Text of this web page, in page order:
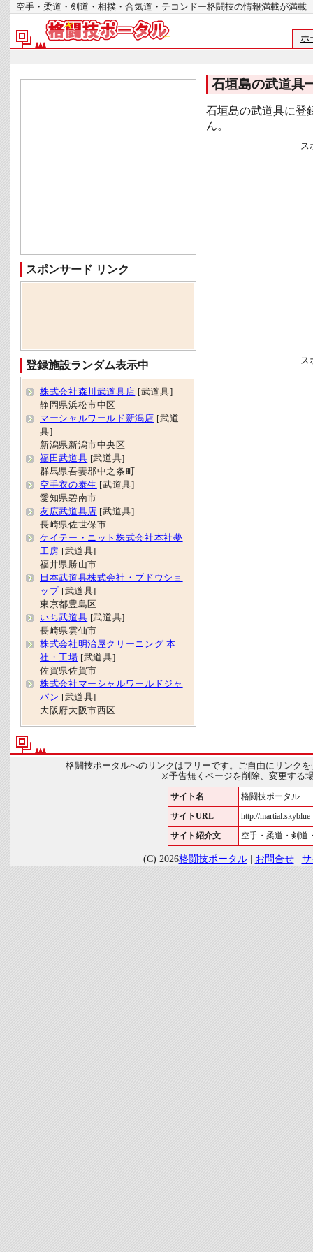
空手・柔道・剣道・相撲・合気道・テコンドー格闘技の情報満載が
ホ
石垣島の武道具
石垣島の武道具に登
ん。
ス
ス
スポンサード リンク
登録施設ランダム表示中
株式会社森川武道具店 [武道具]
静岡県浜松市中区
マーシャルワールド新潟店 [武道
具]
新潟県新潟市中央区
福田武道具 [武道具]
群馬県吾妻郡中之条町
空手衣の泰生 [武道具]
愛知県碧南市
友広武道具店 [武道具]
長崎県佐世保市
ケイテー・ニット株式会社本社夢
工房 [武道具]
福井県勝山市
日本武道具株式会社・ブドウショ
ップ [武道具]
東京都豊島区
いち武道具 [武道具]
長崎県雲仙市
株式会社明治屋クリーニング 本
社・工場 [武道具]
佐賀県佐賀市
株式会社マーシャルワールドジャ
パン [武道具]
大阪府大阪市西区
格闘技ポータルへのリンクはフリーです。ご自由にリンク
※予告無くページを削除、変更する
サイト名 格闘技ポータル
サイトURL http://
サイト紹介文 空手・柔道・剣道
(C) 2026格闘技ポータル| お問合せ|